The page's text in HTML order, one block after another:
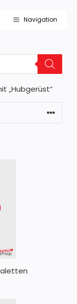
Navigation
„Hubgerüst“